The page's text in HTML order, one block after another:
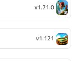
v1.71.0
v1.121